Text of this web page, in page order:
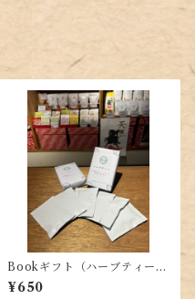
Bookギフト（ハーブティーの
セット）
¥650